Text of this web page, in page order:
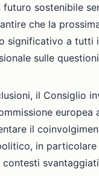
futuro sostenibile
che la
significativo a tutti
sulle
il Consiglio
europea
il
in particolare